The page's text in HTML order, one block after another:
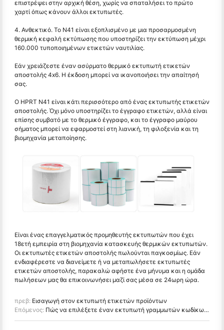
επιστρέψει στην αρχική θέση, χωρίς να σπαταλήσει το πρώτο
χαρτί όπως κάνουν άλλοι εκτυπωτές.
4. Ανθεκτικό. Το Ν41 είναι εξοπλισμένο με μια προσαρμοσμένη
θερμική κεφαλή εκτύπωσης που υποστηρίζει την εκτύπωση μέχρι
160.000 τυποποιημένων ετικετών ναυτιλίας.
Εάν χρειάζεστε έναν ασύρματο θερμικό εκτυπωτή ετικετών
αποστολής 4x6. Η έκδοση μπορεί να ικανοποιήσει την απαίτησή
σας.
Ο HPRT N41 είναι κάτι περισσότερο από ένας εκτυπωτής ετικετών
αποστολής. Όχι μόνο υποστηρίζει το έγγραφο ετικετών, αλλά είναι
επίσης συμβατό με το θερμικό έγγραφο, και το έγγραφο μαύρου
σήματος μπορεί να εφαρμοστεί στη λιανική, τη φιλοξενία και τη
βιομηχανία μεταποίησης.
Είναι ένας επαγγελματικός προμηθευτής εκτυπωτών που έχει
18ετή εμπειρία στη βιομηχανία κατασκευής θερμικών εκτυπωτών.
Οι εκτυπωτές ετικετών αποστολής πωλούνται παγκοσμίως. Εάν
ενδιαφέρεστε να διανείμετε ή να μεταπωλήσετε εκτυπωτές
ετικετών αποστολής, παρακαλώ αφήστε ένα μήνυμα και η ομάδα
πωλήσεων μας θα επικοινωνήσει μαζί σας μέσα σε 24ωρη ώρα.
πρεβ: Εισαγωγή στον εκτυπωτή ετικετών προϊόντων
Επόμενος: Πώς να επιλέξετε έναν εκτυπωτή γραμμωτών κωδίκων θερμικής μεταφοράς